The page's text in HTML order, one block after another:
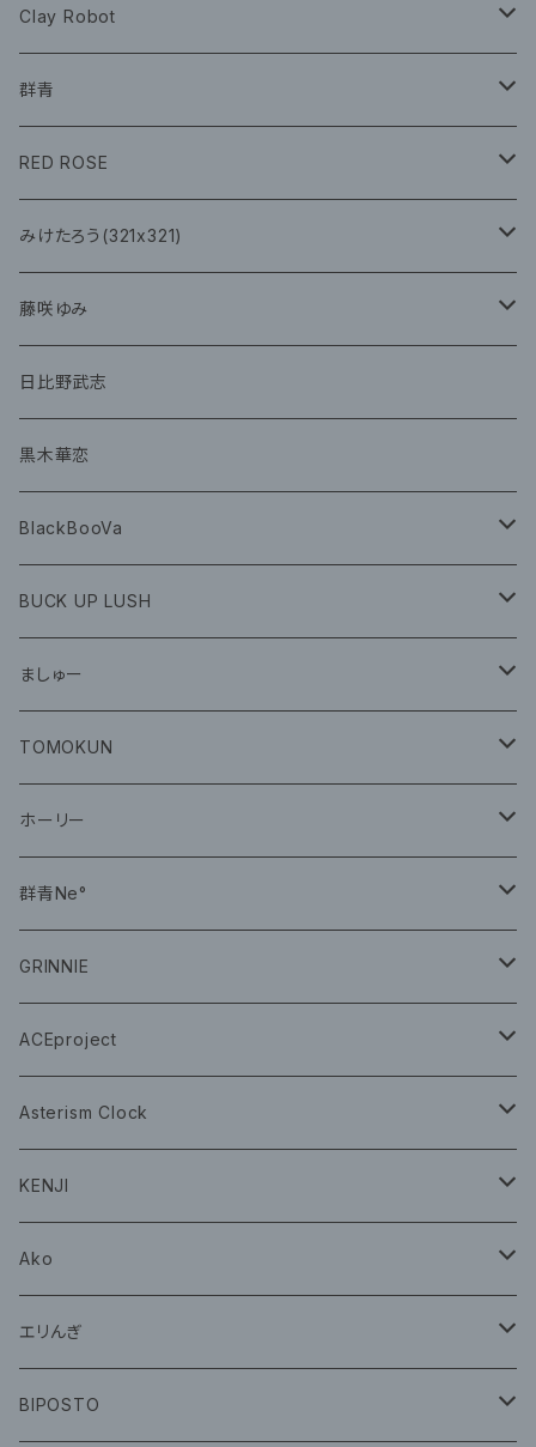
ツアーグッズ
CD
CD
グッズ
CD
Clay Robot
グッズ
CD
チェキ
群青
イベント
CD
グッズ
RED ROSE
CD
みけたろう(321x321)
CD
グッズ
藤咲ゆみ
CD
グッズ
日比野武志
黒木華恋
BlackBooVa
CD
BUCK UP LUSH
グッズ
CD
ましゅー
グッズ
TOMOKUN
CD
ホーリー
CD
群青Ne°
CD
グッズ
GRINNIE
グッズ
ACEproject
グッズ
CD
Asterism Clock
グッズ
KENJI
グッズ
Ako
グッズ
CD
エリんぎ
グッズ
BIPOSTO